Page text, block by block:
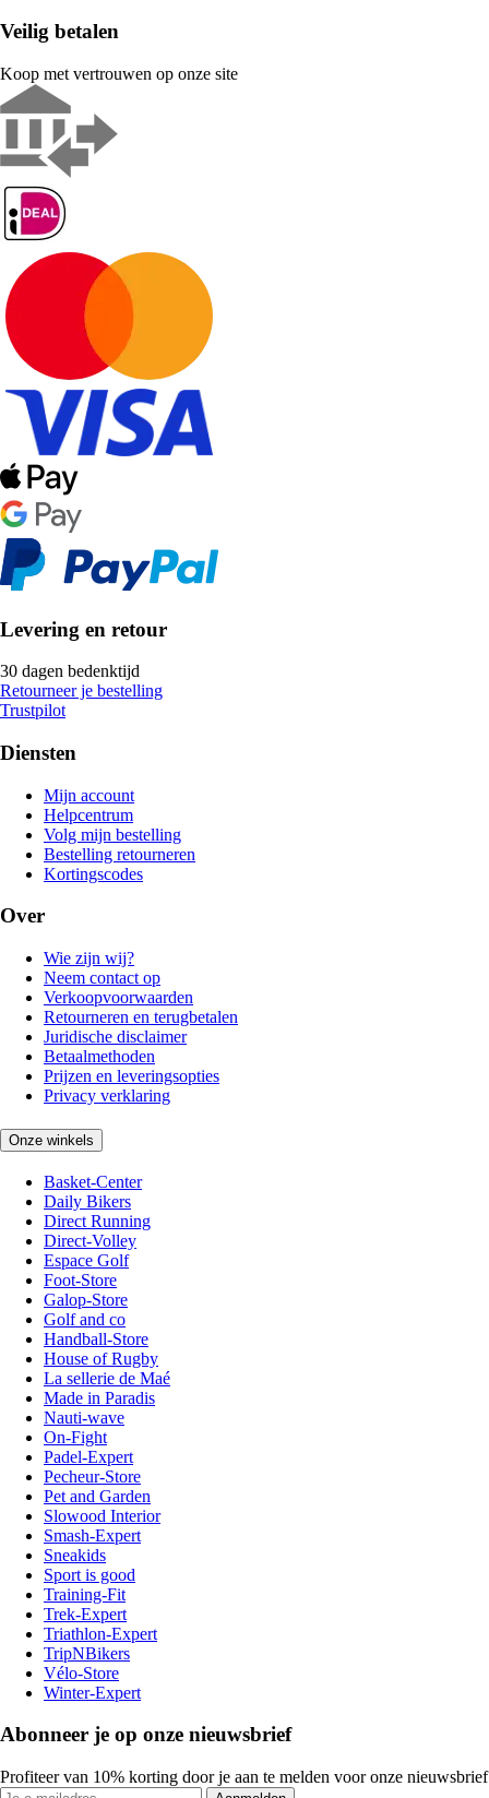
Veilig betalen
Koop met vertrouwen op onze site
Levering en retour
30 dagen bedenktijd
Retourneer je bestelling
Trustpilot
Diensten
Mijn account
Helpcentrum
Volg mijn bestelling
Bestelling retourneren
Kortingscodes
Over
Wie zijn wij?
Neem contact op
Verkoopvoorwaarden
Retourneren en terugbetalen
Juridische disclaimer
Betaalmethoden
Prijzen en leveringsopties
Privacy verklaring
Onze winkels
Basket-Center
Daily Bikers
Direct Running
Direct-Volley
Espace Golf
Foot-Store
Galop-Store
Golf and co
Handball-Store
House of Rugby
La sellerie de Maé
Made in Paradis
Nauti-wave
On-Fight
Padel-Expert
Pecheur-Store
Pet and Garden
Slowood Interior
Smash-Expert
Sneakids
Sport is good
Training-Fit
Trek-Expert
Triathlon-Expert
TripNBikers
Vélo-Store
Winter-Expert
Abonneer je op onze nieuwsbrief
Profiteer van 10% korting door je aan te melden voor onze nieuwsbrief